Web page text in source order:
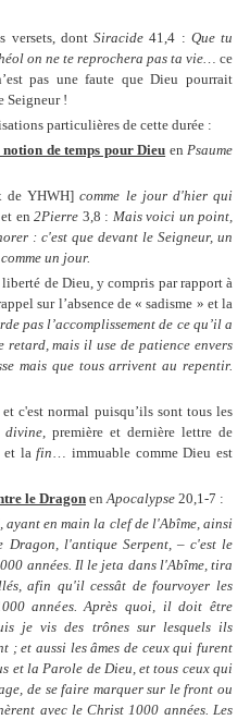
versets, dont Siracide 41,4 : Que tu
on ne te reprochera pas ta vie… ce
pas une faute que Dieu pourrait
Seigneur !
particulières de cette durée :
de temps pour Dieu enPsaume
de YHWH]comme le jour d'hier qui
en2Pierre 3,8 : Mais voici un point,
: c'est que devant le Seigneur, un
un jour.
de Dieu, y compris par rapport à
sur l’absence de « sadisme » et la
pas l’accomplissement de ce qu’il a
retard, mais il use de patience envers
mais que tous arrivent au repentir.
c'est normal puisqu’ils sont tous les
divine, première et dernière lettre de
et lafin… immuable comme Dieu est
le Dragon enApocalypse 20,1-7 :
ayant en main la clef de l'Abîme, ainsi
Dragon, l'antique Serpent, – c'est le
années. Il le jeta dans l'Abîme, tira
afin qu'il cessât de fourvoyer les
années. Après quoi, il doit être
je vis des trônes sur lesquels ils
; et aussi les âmes de ceux qui furent
et la Parole de Dieu, et tous ceux qui
de se faire marquer sur le front ou
avec le Christ 1000 années. Les